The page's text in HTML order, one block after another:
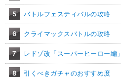
5 バトルフェスティバルの攻略
6 クライマックスバトルの攻略
7 レドゾ改「スーパーヒーロー編」
8 引くべきガチャのおすすめ度